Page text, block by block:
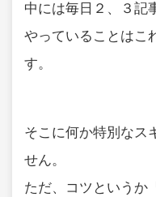
中には毎日２、３記
やっていることはこ
す。
そこに何か特別なス
せん。
ただ、コツというか